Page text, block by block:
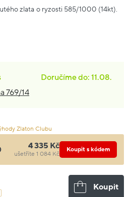
zlata o ryzosti 585/1000 (14kt).
Doručíme do: 11.08.
769/14
Zlaton Clubu
4 335 Kč
ušetříte 1 084 Kč
Koupit s kódem
Koupit